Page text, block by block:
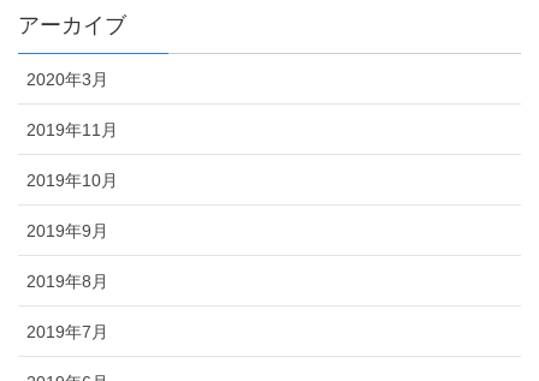
アーカイブ
2020年3月
2019年11月
2019年10月
2019年9月
2019年8月
2019年7月